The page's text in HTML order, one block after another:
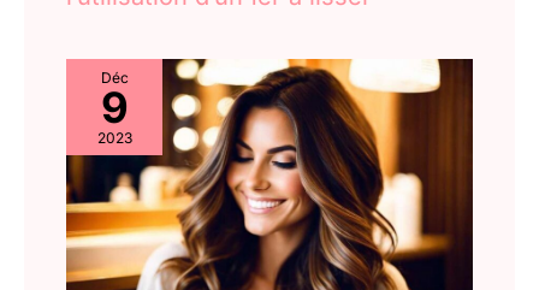
Déc
9
2023